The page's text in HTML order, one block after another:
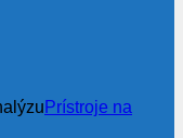
Prístroje na